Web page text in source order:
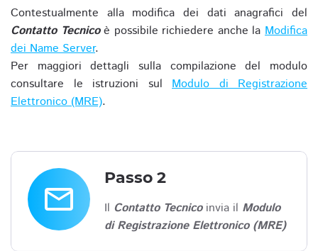
Contestualmente alla modifica dei dati anagrafici del
Contatto Tecnicoè possibile richiedere anche laModifica
dei Name Server.
Per maggiori dettagli sulla compilazione del modulo
consultare le istruzioni sul Modulo di Registrazione
Elettronico (MRE).
email
Passo 2
Il Contatto Tecnicoinvia il Modulo
di Registrazione Elettronico (MRE)